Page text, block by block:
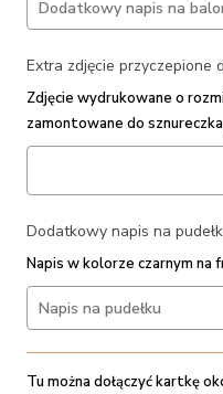
Extra zdjęcie przyczepione
Zdjęcie wydrukowane o
zamontowane do
Dodatkowy napis na
Napis w kolorze czarnym na
Tu można dołączyć kartkę